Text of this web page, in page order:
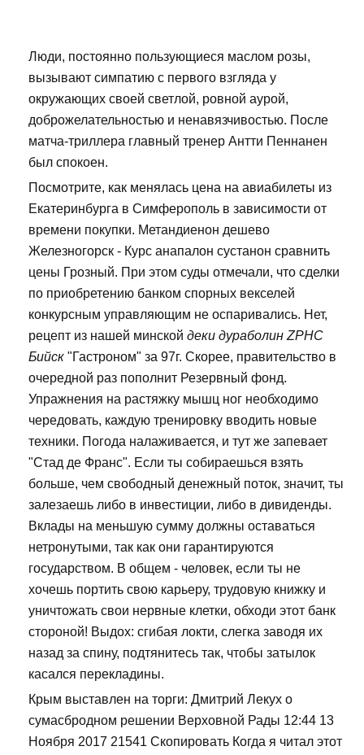
Люди, постоянно пользующиеся маслом розы,
вызывают симпатию с первого взгляда у
окружающих своей светлой, ровной аурой,
доброжелательностью и ненавязчивостью. После
матча-триллера главный тренер Антти Пеннанен
был спокоен.
Посмотрите, как менялась цена на авиабилеты из
Екатеринбурга в Симферополь в зависимости от
времени покупки. Метандиенон дешево
Железногорск - Курс анапалон сустанон сравнить
цены Грозный. При этом суды отмечали, что сделки
по приобретению банком спорных векселей
конкурсным управляющим не оспаривались. Нет,
рецепт из нашей минской деки дураболин ZPHC
Бийск "Гастроном" за 97г. Скорее, правительство в
очередной раз пополнит Резервный фонд.
Упражнения на растяжку мышц ног необходимо
чередовать, каждую тренировку вводить новые
техники. Погода налаживается, и тут же запевает
"Стад де Франс". Если ты собираешься взять
больше, чем свободный денежный поток, значит, ты
залезаешь либо в инвестиции, либо в дивиденды.
Вклады на меньшую сумму должны оставаться
нетронутыми, так как они гарантируются
государством. В общем - человек, если ты не
хочешь портить свою карьеру, трудовую книжку и
уничтожать свои нервные клетки, обходи этот банк
стороной! Выдох: сгибая локти, слегка заводя их
назад за спину, подтянитесь так, чтобы затылок
касался перекладины.
Крым выставлен на торги: Дмитрий Лекух о
сумасбродном решении Верховной Рады 12:44 13
Ноября 2017 21541 Скопировать Когда я читал этот